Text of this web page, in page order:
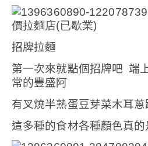
招牌拉麵
第一次來就點個招牌吧 端
常的豐盛阿
有叉燒半熟蛋豆芽菜木耳
這多種的食材各種顏色真